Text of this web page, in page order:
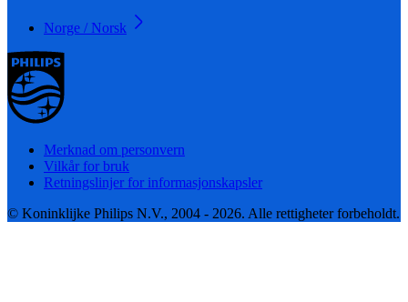
Norge / Norsk
Merknad om personvern
Vilkår for bruk
Retningslinjer for informasjonskapsler
© Koninklijke Philips N.V., 2004 - 2026. Alle rettigheter forbeholdt.